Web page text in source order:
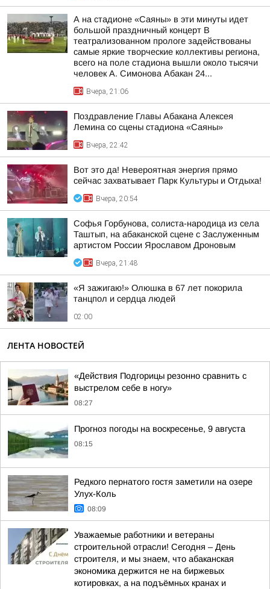
А на стадионе «Саяны» в эти минуты идет
большой праздничный концерт В
театрализованном прологе задействованы
самые яркие творческие коллективы региона,
всего на поле стадиона вышли около тысячи
человек А. Симонова Абакан 24...
Вчера, 21:06
Поздравление Главы Абакана Алексея
Лемина со сцены стадиона «Саяны»
Вчера, 22:42
Вот это да! Невероятная энергия прямо
сейчас захватывает Парк Культуры и Отдыха!
Вчера, 20:54
Софья Горбунова, солиста-народица из села
Таштып, на абаканской сцене с Заслуженным
артистом России Ярославом Дроновым
Вчера, 21:48
«Я зажигаю!» Олюшка в 67 лет покорила
танцпол и сердца людей
02:00
ЛЕНТА НОВОСТЕЙ
«Действия Подгорицы резонно сравнить с
выстрелом себе в ногу»
08:27
Прогноз погоды на воскресенье, 9 августа
08:15
Редкого пернатого гостя заметили на озере
Улух-Коль
08:09
Уважаемые работники и ветераны
строительной отрасли! Сегодня – День
строителя, и мы знаем, что абаканская
экономика держится не на биржевых
котировках, а на подъёмных кранах и